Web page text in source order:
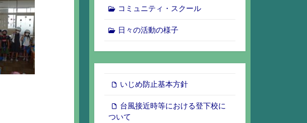
コミュニティ・スクール
日々の活動の様子
いじめ防止基本方針
台風接近時等における登下校に
ついて